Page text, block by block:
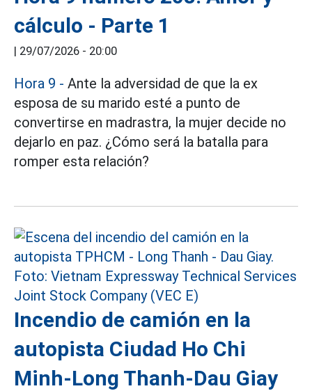
cálculo - Parte 1
| 29/07/2026 - 20:00
Hora 9 - Ante la adversidad de que la ex
esposa de su marido esté a punto de
convertirse en madrastra, la mujer decide no
dejarlo en paz. ¿Cómo será la batalla para
romper esta relación?
Incendio de camión en la
autopista Ciudad Ho Chi
Minh-Long Thanh-Dau Giay